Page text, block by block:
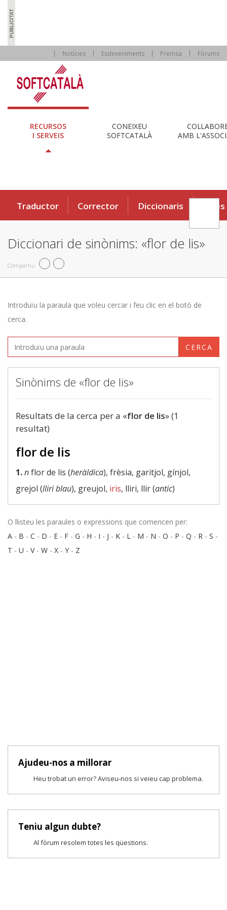
Notícies Esdeveniments Premsa Fòrums
RECURSOS
I SERVEIS
CONEIXEU
SOFTCATALÀ
AMB
Traductor Corrector Diccionaris Eines
Diccionari de sinònims: «flor de lis»
Compartiu
Introduïu la paraula que voleu cercar i feu clic en el botó de
cerca.
CERCA
Sinònims de «flor de lis»
Resultats de la cerca per a «flor de lis» (1
resultat)
flor de lis
1.nflor de lis (heràldica), frèsia, garitjol, gínjol,
grejol (lliri blau), greujol, iris, lliri, llir (antic)
O llisteu les paraules o expressions que comencen per:
A - B - C - D - E - F - G - H - I - J - K - L - M - N - O - P - Q - R - S -
T - U - V- W - X - Y - Z
Ajudeu-nos a millorar
Heu trobat un error? Aviseu-nos si veieu cap problema.
Teniu algun dubte?
Al fòrum resolem totes les qüestions.